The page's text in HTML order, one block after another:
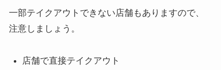
一部テイクアウトできない店舗もありますので、
注意しましょう。
店舗で直接テイクアウト